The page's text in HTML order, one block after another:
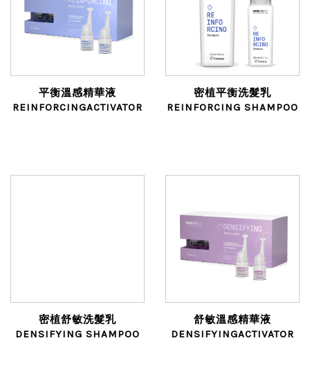
平衡溫感精華液
REINFORCINGACTIVATOR
密植平衡洗髮乳
REINFORCING SHAMPOO
密植舒敏洗髮乳
DENSIFYING SHAMPOO
舒敏溫感精華液
DENSIFYINGACTIVATOR